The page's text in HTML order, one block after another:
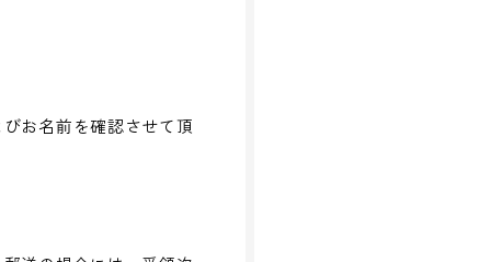
お名前を確認させて頂